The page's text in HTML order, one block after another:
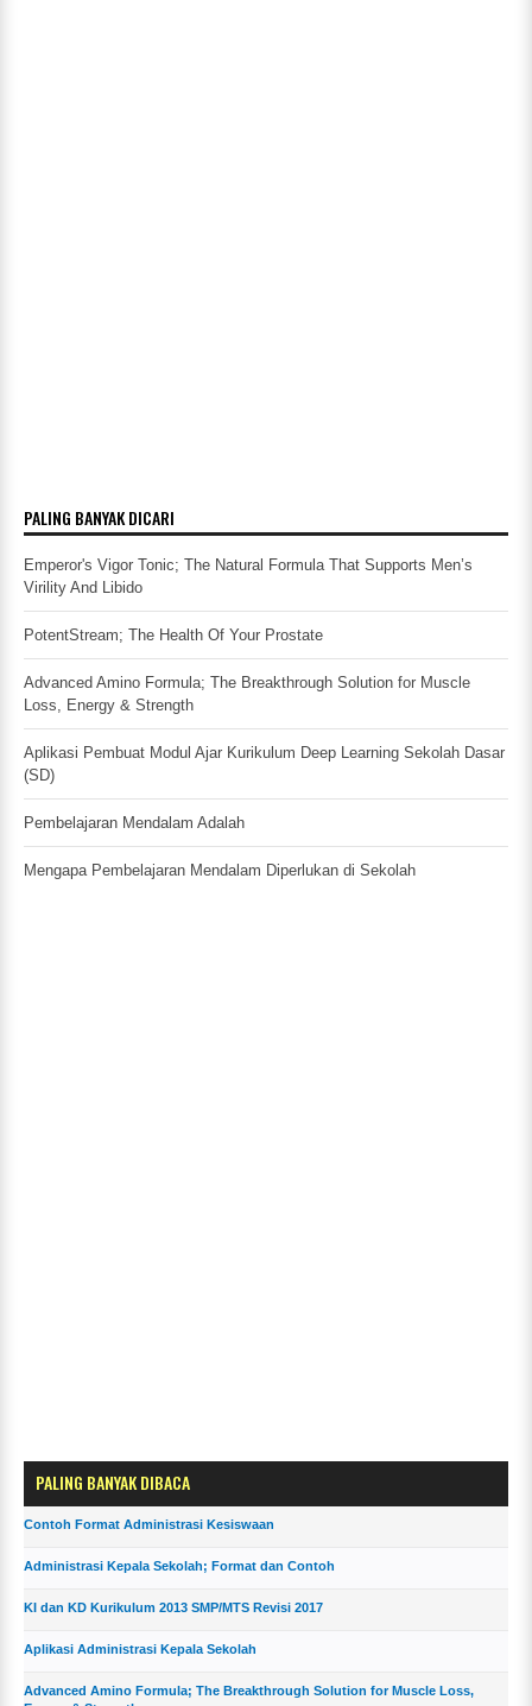
PALING BANYAK DICARI
Emperor's Vigor Tonic; The Natural Formula That Supports Men’s
Virility And Libido
PotentStream; The Health Of Your Prostate
Advanced Amino Formula; The Breakthrough Solution for Muscle
Loss, Energy & Strength
Aplikasi Pembuat Modul Ajar Kurikulum Deep Learning Sekolah Dasar
(SD)
Pembelajaran Mendalam Adalah
Mengapa Pembelajaran Mendalam Diperlukan di Sekolah
PALING BANYAK DIBACA
Contoh Format Administrasi Kesiswaan
Administrasi Kepala Sekolah; Format dan Contoh
KI dan KD Kurikulum 2013 SMP/MTS Revisi 2017
Aplikasi Administrasi Kepala Sekolah
Advanced Amino Formula; The Breakthrough Solution for Muscle Loss,